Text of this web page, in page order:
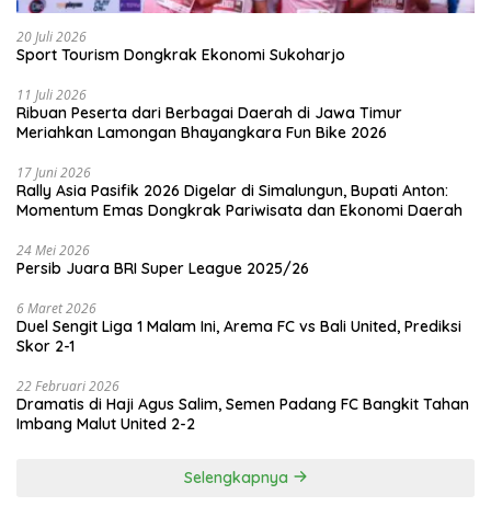
20 Juli 2026
Sport Tourism Dongkrak Ekonomi Sukoharjo
11 Juli 2026
Ribuan Peserta dari Berbagai Daerah di Jawa Timur
Meriahkan Lamongan Bhayangkara Fun Bike 2026
17 Juni 2026
Rally Asia Pasifik 2026 Digelar di Simalungun, Bupati Anton:
Momentum Emas Dongkrak Pariwisata dan Ekonomi Daerah
24 Mei 2026
Persib Juara BRI Super League 2025/26
6 Maret 2026
Duel Sengit Liga 1 Malam Ini, Arema FC vs Bali United, Prediksi
Skor 2-1
22 Februari 2026
Dramatis di Haji Agus Salim, Semen Padang FC Bangkit Tahan
Imbang Malut United 2-2
Selengkapnya